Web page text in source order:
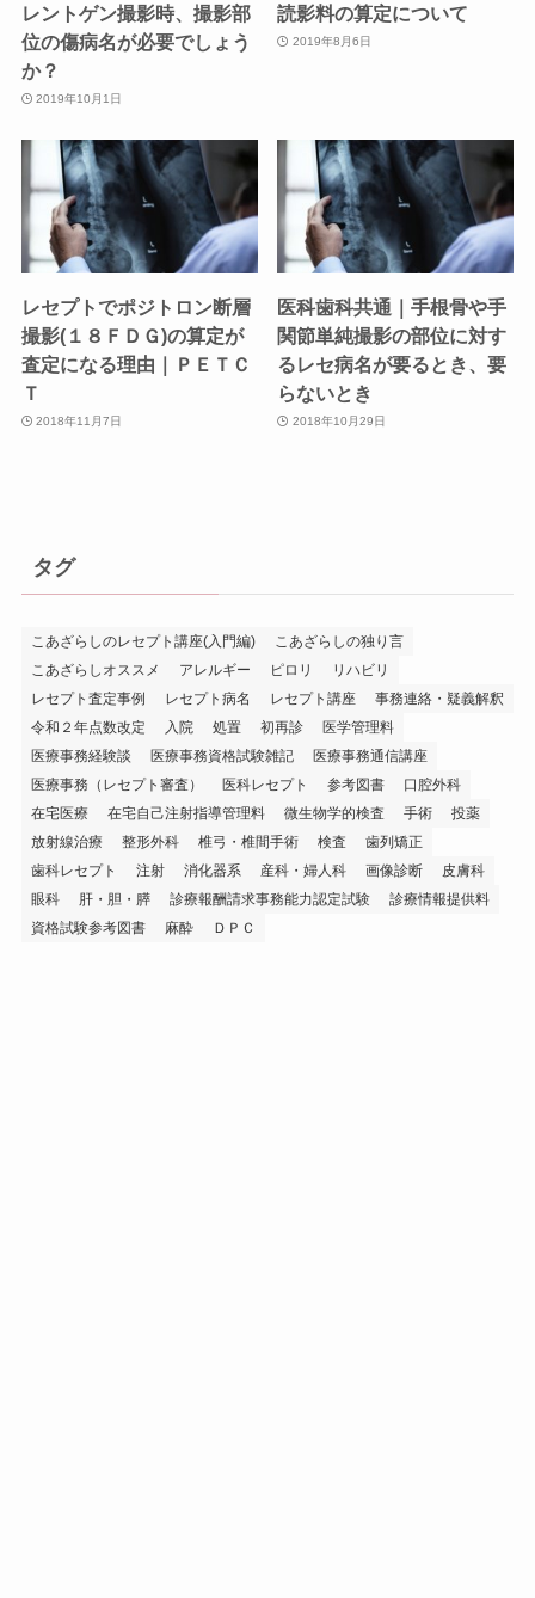
レントゲン撮影時、撮影部
位の傷病名が必要でしょう
か？
2019年10月1日
読影料の算定について
2019年8月6日
レセプトでポジトロン断層
撮影(１８ＦＤＧ)の算定が
査定になる理由｜ＰＥＴＣ
Ｔ
2018年11月7日
医科歯科共通｜手根骨や手
関節単純撮影の部位に対す
るレセ病名が要るとき、要
らないとき
2018年10月29日
タグ
こあざらしのレセプト講座(入門編)
こあざらしの独り言
こあざらしオススメ
アレルギー ピロリ
リハビリ
レセプト査定事例
レセプト病名 レセプト講座
事務連絡・疑義解釈
令和２年点数改定
入院 処置 初再診
医学管理料
医療事務経験談
医療事務資格試験雑記
医療事務通信講座
医療事務（レセプト審査）
医科レセプト 参考図書
口腔外科
在宅医療
在宅自己注射指導管理料 微生物学的検査 手術
投薬
放射線治療
整形外科 椎弓・椎間手術 検査
歯列矯正
歯科レセプト
注射 消化器系 産科・婦人科 画像診断
皮膚科
眼科
肝・胆・膵 診療報酬請求事務能力認定試験
診療情報提供料
資格試験参考図書
麻酔 ＤＰＣ